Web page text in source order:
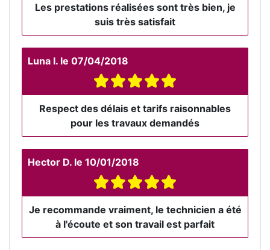
Les prestations réalisées sont très bien, je
suis très satisfait
Luna I. le 07/04/2018
Respect des délais et tarifs raisonnables
pour les travaux demandés
Hector D. le 10/01/2018
Je recommande vraiment, le technicien a été
à l'écoute et son travail est parfait